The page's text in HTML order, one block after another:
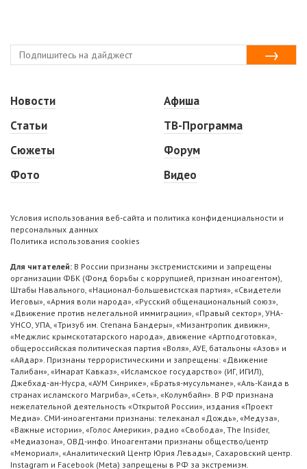
Новости
Статьи
Сюжеты
Фото
Афиша
ТВ-Программа
Форум
Видео
Условия использования веб-сайта и политика конфиденциальности и
персональных данных
Политика использования cookies
Для читателей: В России признаны экстремистскими и запрещены
организации ФБК (Фонд борьбы с коррупцией, признан иноагентом),
Штабы Навального, «Национал-большевистская партия», «Свидетели
Иеговы», «Армия воли народа», «Русский общенациональный союз»,
«Движение против нелегальной иммиграции», «Правый сектор», УНА-
УНСО, УПА, «Тризуб им. Степана Бандеры», «Мизантропик дивижн»,
«Меджлис крымскотатарского народа», движение «Артподготовка»,
общероссийская политическая партия «Воля», АУЕ, батальоны «Азов» и
«Айдар». Признаны террористическими и запрещены: «Движение
Талибан», «Имарат Кавказ», «Исламское государство» (ИГ, ИГИЛ),
Джебхад-ан-Нусра, «АУМ Синрике», «Братья-мусульмане», «Аль-Каида в
странах исламского Магриба», «Сеть», «Колумбайн». В РФ признана
нежелательной деятельность «Открытой России», издания «Проект
Медиа». СМИ-иноагентами признаны: телеканал «Дождь», «Медуза»,
«Важные истории», «Голос Америки», радио «Свобода», The Insider,
«Медиазона», ОВД-инфо. Иноагентами признаны общество/центр
«Мемориал», «Аналитический Центр Юрия Левады», Сахаровский центр.
Instagram и Facebook (Metа) запрещены в РФ за экстремизм.